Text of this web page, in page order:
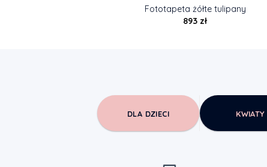
Fototapeta żółte tulipany
893 zł
DLA DZIECI KWIATY